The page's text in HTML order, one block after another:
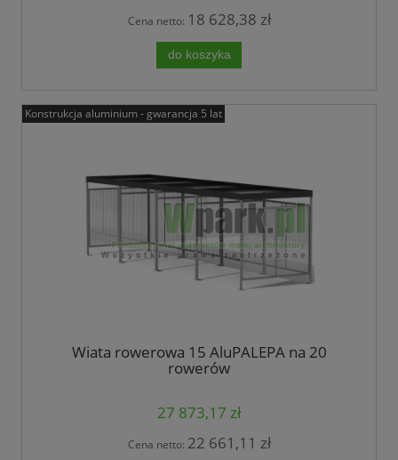
Cena netto: 18 628,38 zł
do koszyka
Wiata rowerowa 15 AluPALEPA na 20
rowerów
27 873,17 zł
Cena netto: 22 661,11 zł
Konstrukcja aluminium - gwarancja 5 lat